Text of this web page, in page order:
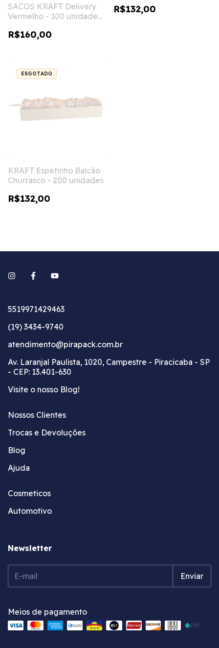
SACOS KRAFT Delivery
Vermelho - 100 unidades
R$160,00
R$132,00
ESGOTADO
KRAFT Espetinho Balcão
Churrasco - 200 unidades
R$132,00
5519971429463
(19) 3434-9740
atendimento@pirapack.com.br
Av. Laranjal Paulista, 1020, Campestre - Piracicaba - SP
- CEP: 13.401-630
Visite o nosso Blog!
Nossos Clientes
Trocas e Devoluções
Blog
Ajuda
Cosmeticos
Automotivo
Newsletter
Meios de pagamento